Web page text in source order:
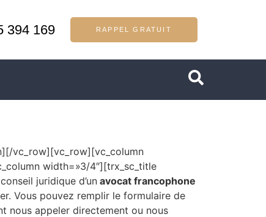
394 169 RAPPEL GRATUIT
vc_row][vc_row][vc_column
width=»3/4″][trx_sc_title
juridique d’un avocat francophone
Vous pouvez remplir le formulaire de
nous appeler directement ou nous